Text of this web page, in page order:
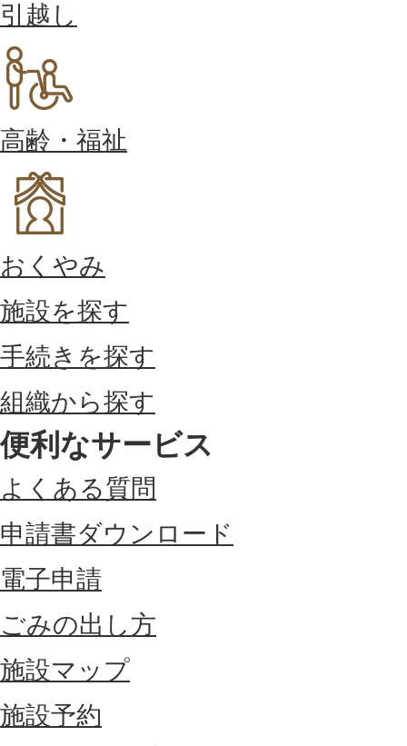
引越し
高齢・福祉
おくやみ
施設を探す
手続きを探す
組織から探す
便利なサービス
よくある質問
申請書ダウンロード
電子申請
ごみの出し方
施設マップ
施設予約